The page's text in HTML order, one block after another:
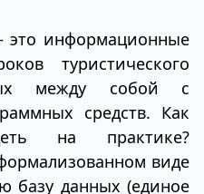
это информационные
туристического
между собой с
средств. Как
на практике?
виде
базу данных (единое